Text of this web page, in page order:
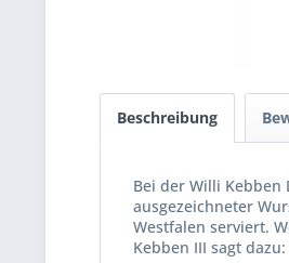
Beschreibung
Bei der Willi Kebben
ausgezeichneter
Westfalen serviert.
Kebben III sagt